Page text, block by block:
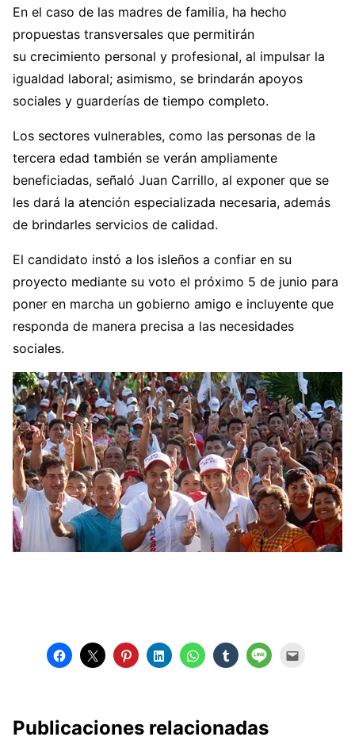
En el caso de las madres de familia, ha hecho
propuestas transversales que permitirán
su crecimiento personal y profesional, al impulsar la
igualdad laboral; asimismo, se brindarán apoyos
sociales y guarderías de tiempo completo.
Los sectores vulnerables, como las personas de la
tercera edad también se verán ampliamente
beneficiadas, señaló Juan Carrillo, al exponer que se
les dará la atención especializada necesaria, además
de brindarles servicios de calidad.
El candidato instó a los isleños a confiar en su
proyecto mediante su voto el próximo 5 de junio para
poner en marcha un gobierno amigo e incluyente que
responda de manera precisa a las necesidades
sociales.
Publicaciones relacionadas